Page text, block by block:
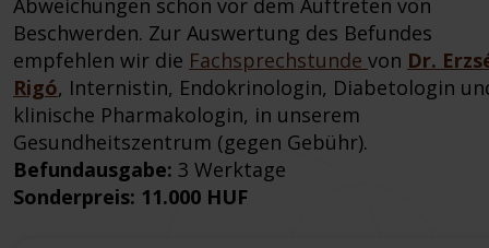
Abweichungen schon vor dem Auftreten von
Beschwerden. Zur Auswertung des Befundes
empfehlen wir die Fachsprechstunde von Dr.
Rigó, Internistin, Endokrinologin, Diabetologin
klinische Pharmakologin, in unserem
Gesundheitszentrum (gegen Gebühr).
Befundausgabe: 3 Werktage
Sonderpreis: 11.000 HUF